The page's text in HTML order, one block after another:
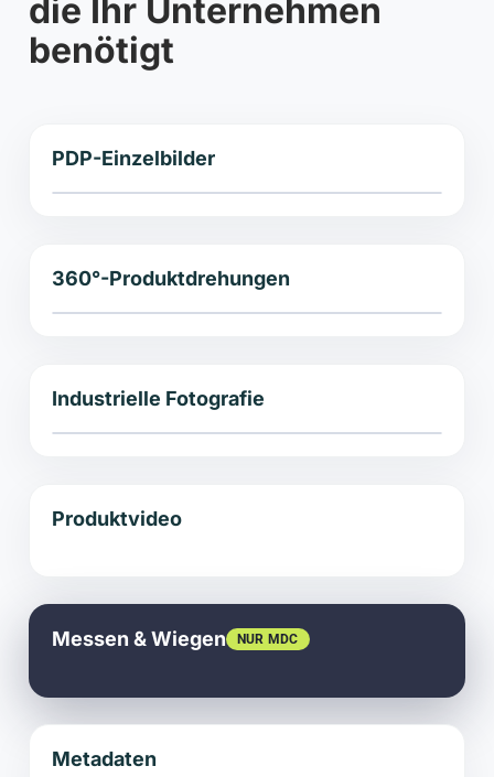
die Ihr Unternehmen
benötigt
PDP-Einzelbilder
360°-Produktdrehungen
Industrielle Fotografie
Produktvideo
Messen & Wiegen NUR MDC
Metadaten